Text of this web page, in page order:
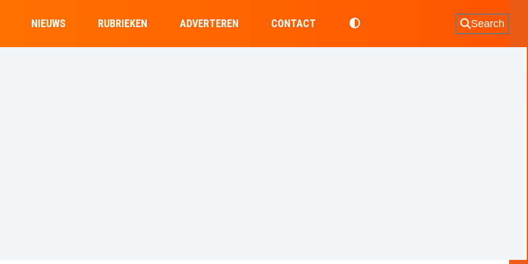
NIEUWS RUBRIEKEN ADVERTEREN CONTACT Search